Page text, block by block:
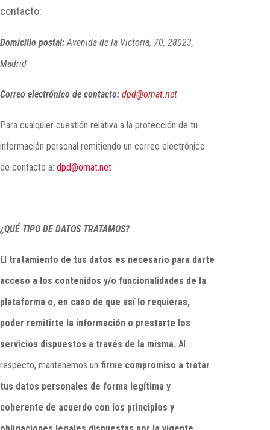
contacto:
Domicilio postal: Avenida de la Victoria, 70, 28023,
Madrid
Correo electrónico de contacto: dpd@omat.net
Para cualquier cuestión relativa a la protección de tu
información personal remitiendo un correo electrónico
de contacto a: dpd@omat.net
¿QUÉ TIPO DE DATOS TRATAMOS?
El tratamiento de tus datos es necesario para darte
acceso a los contenidos y/o funcionalidades de la
plataforma o, en caso de que así lo requieras,
poder remitirte la información o prestarte los
servicios dispuestos a través de la misma. Al
respecto, mantenemos un firme compromiso a tratar
tus datos personales de forma legítima y
coherente de acuerdo con los principios y